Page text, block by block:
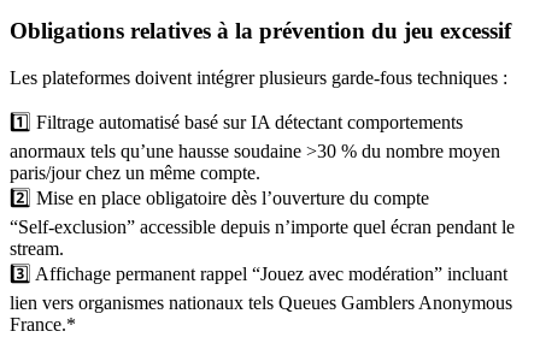
Obligations relatives à la prévention du jeu excessif
Les plateformes doivent intégrer plusieurs garde-fous techniques :
1️⃣ Filtrage automatisé basé sur IA détectant comportements
anormaux tels qu’une hausse soudaine >30 % du nombre moyen
paris/jour chez un même compte.
2️⃣ Mise en place obligatoire dès l’ouverture du compte
“Self‑exclusion” accessible depuis n’importe quel écran pendant le
stream.
3️⃣ Affichage permanent rappel “Jouez avec modération” incluant
lien vers organismes nationaux tels Queues Gamblers Anonymous
France.*